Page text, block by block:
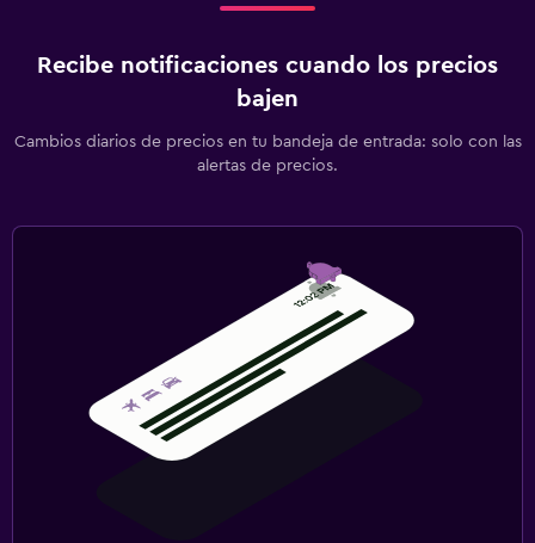
Recibe notificaciones cuando los precios
bajen
Cambios diarios de precios en tu bandeja de entrada: solo con las
alertas de precios.